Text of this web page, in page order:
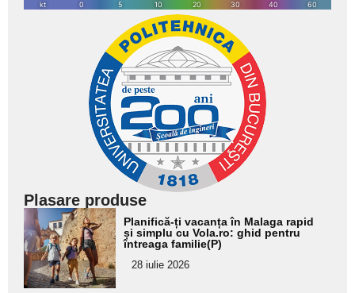
Plasare produse
Adaugă
aici textul
pentru
subtitlu
Planifică-ți vacanța în Malaga rapid
și simplu cu Vola.ro: ghid pentru
întreaga familie(P)
28 iulie 2026